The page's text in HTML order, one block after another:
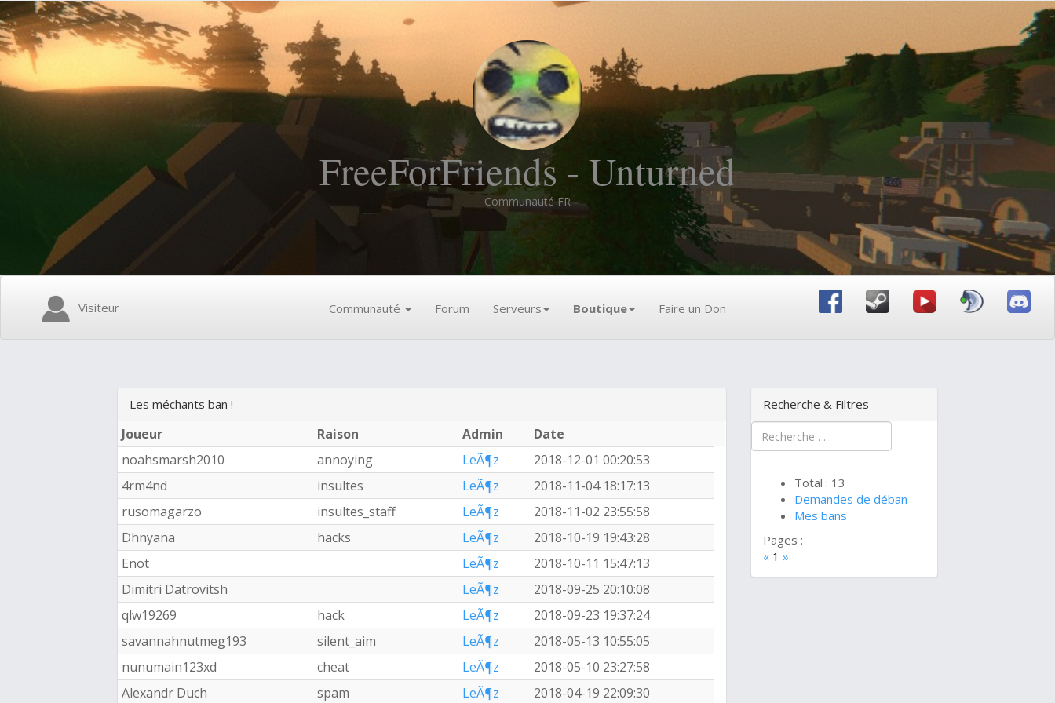
FreeForFriends - Unturned
Communauté FR
Visiteur Communauté Forum Serveurs Boutique Faire un Don
Les méchants ban !
Joueur Raison Admin
Date
noahsmarsh2010
annoying LeÃ¶z
2018-12-01 00:20:53
4rm4nd
insultes LeÃ¶z
2018-11-04 18:17:13
rusomagarzo
insultes_staff LeÃ¶z
2018-11-02 23:55:58
Dhnyana
hacks LeÃ¶z
2018-10-19 19:43:28
Enot
LeÃ¶z
2018-10-11 15:47:13
Dimitri Datrovitsh
LeÃ¶z
2018-09-25 20:10:08
qlw19269
hack LeÃ¶z
2018-09-23 19:37:24
savannahnutmeg193
silent_aim LeÃ¶z
2018-05-13 10:55:05
nunumain123xd
cheat LeÃ¶z
2018-05-10 23:27:58
Alexandr Duch
spam LeÃ¶z 2018-04-19 22:09:30
Recherche & Filtres
Total : 13
Demandes de déban
Mes bans
Pages :
« 1 »